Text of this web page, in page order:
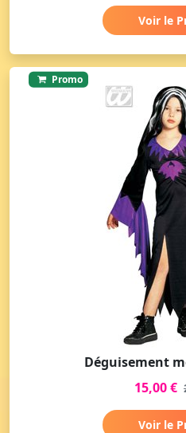
Voir le
Promo
Déguisement
15,00 €
Voir le